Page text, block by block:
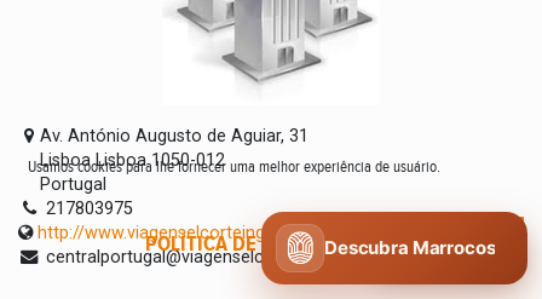
Av. António Augusto de Aguiar, 31
Lisboa Lisboa 1050-012
Portugal
217803975
http://www.viagenselcorteingles.pt
centralportugal@viagenselcorteingles.pt
Usamos cookies para lhe fornecer uma melhor experiência de usuário.
POLÍTICA DE COOKIES CONCORDO
Descubra Marrocos